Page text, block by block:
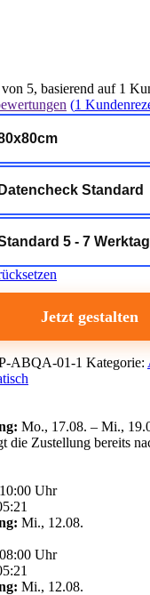
von 5, basierend auf 1
(1
Jetzt gestalten
ABQA-01-1 Kategorie:
Mo., 17.08. – Mi.,
die Zustellung bereits
Uhr
Mi., 12.08.
Uhr
Mi., 12.08.